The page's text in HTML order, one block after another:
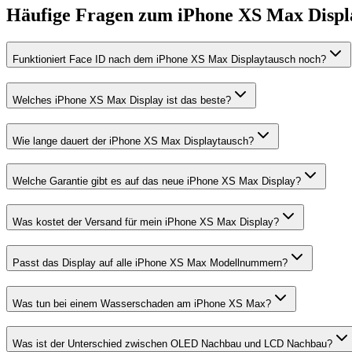
Häufige Fragen zum iPhone XS Max
Funktioniert Face ID nach dem iPhone XS Max Displaytausch noch?
Welches iPhone XS Max Display ist das beste?
Wie lange dauert der iPhone XS Max Displaytausch?
Welche Garantie gibt es auf das neue iPhone XS Max Display?
Was kostet der Versand für mein iPhone XS Max Display?
Passt das Display auf alle iPhone XS Max Modellnummern?
Was tun bei einem Wasserschaden am iPhone XS Max?
Was ist der Unterschied zwischen OLED Nachbau und LCD Nachbau?